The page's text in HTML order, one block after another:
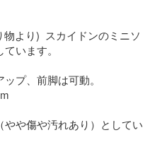
より)  スカイドンのミニソ
います。
プ、前脚は可動。
や傷や汚れあり）としてい